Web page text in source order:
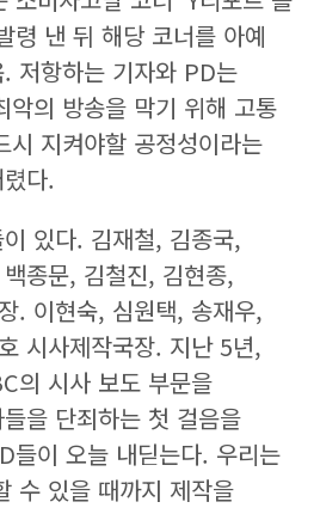
령 낸 뒤 해당 코너를 아예
저항하는 기자와 PD는
악의 방송을 막기 위해 고통
시 지켜야할 공정성이라는
다.
있다. 김재철, 김종국,
종문, 김철진, 김현종,
. 이현숙, 심원택, 송재우,
시사제작국장. 지난 5년,
의 시사 보도 부문을
을 단죄하는 첫 걸음을
들이 오늘 내딛는다. 우리는
수 있을 때까지 제작을